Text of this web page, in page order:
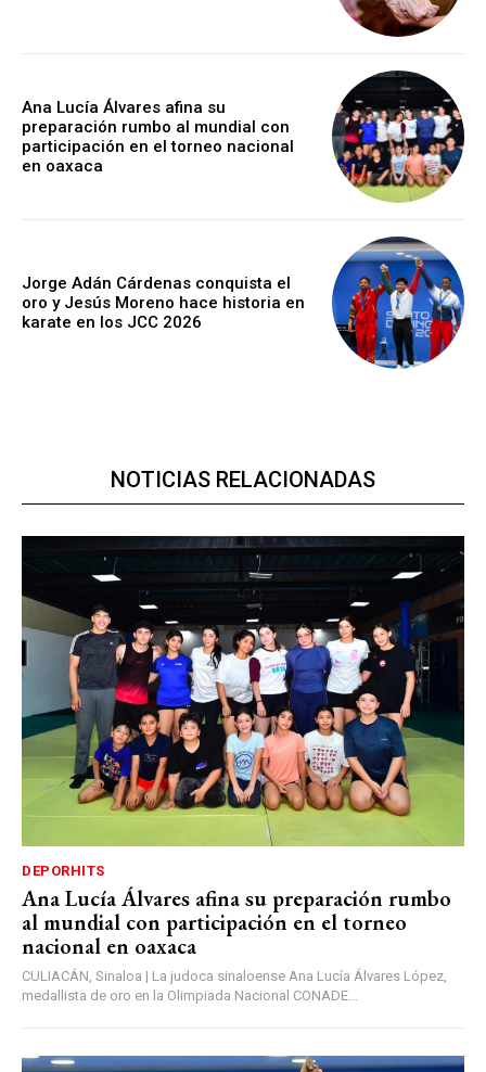
Ana Lucía Álvares afina su
preparación rumbo al mundial con
participación en el torneo nacional
en oaxaca
Jorge Adán Cárdenas conquista el
oro y Jesús Moreno hace historia en
karate en los JCC 2026
NOTICIAS RELACIONADAS
DEPORHITS
Ana Lucía Álvares afina su preparación rumbo
al mundial con participación en el torneo
nacional en oaxaca
CULIACÁN, Sinaloa | La judoca sinaloense Ana Lucía Álvares López,
medallista de oro en la Olimpiada Nacional CONADE...